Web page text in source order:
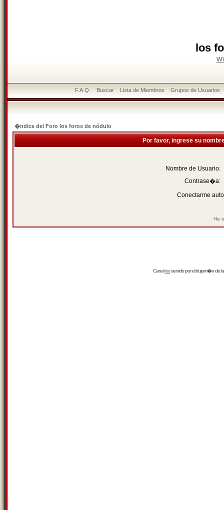
los
F.A.Q. Buscar Lista de Miembros Grupos de Usuarios
�ndice del Foro los foros de nódulo
Por favor, ingrese su
Nombre de Usuario:
Contrase�a:
Conectarme
He
Canalrssservido por eltrujam�nde